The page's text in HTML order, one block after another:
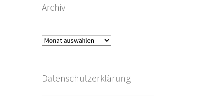
Archiv
Archiv
Datenschutzerklärung